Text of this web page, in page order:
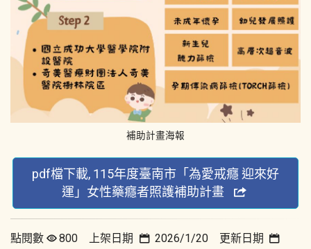
補助計畫海報
pdf檔下載, 115年度臺南市「為愛戒癮 迎來好
運」女性藥癮者照護補助計畫
點閱數 800 上架日期
2026/1/20 更新日期